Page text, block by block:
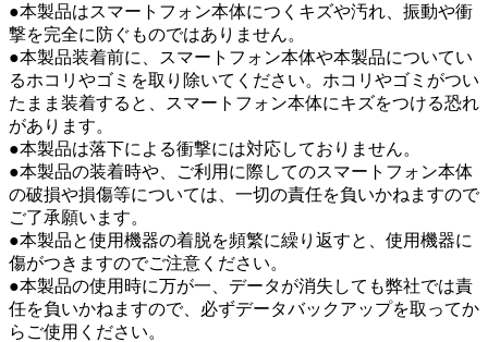
●本製品はスマートフォン本体につくキズや汚れ、振動や衝
撃を完全に防ぐものではありません。
●本製品装着前に、スマートフォン本体や本製品についてい
るホコリやゴミを取り除いてください。ホコリやゴミがつい
たまま装着すると、スマートフォン本体にキズをつける恐れ
があります。
●本製品は落下による衝撃には対応しておりません。
●本製品の装着時や、ご利用に際してのスマートフォン本体
の破損や損傷等については、一切の責任を負いかねますので
ご了承願います。
●本製品と使用機器の着脱を頻繁に繰り返すと、使用機器に
傷がつきますのでご注意ください。
●本製品の使用時に万が一、データが消失しても弊社では責
任を負いかねますので、必ずデータバックアップを取ってか
らご使用ください。